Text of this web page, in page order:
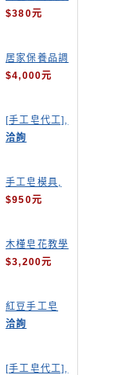
梨油
$380元
居家保養品調
配班
$4,000元
[手工皂代工],
酒粕皂
洽詢
手工皂模具,
長方形吐司模
$950元
木槿皂花教學
$3,200元
紅豆手工皂
洽詢
[手工皂代工],